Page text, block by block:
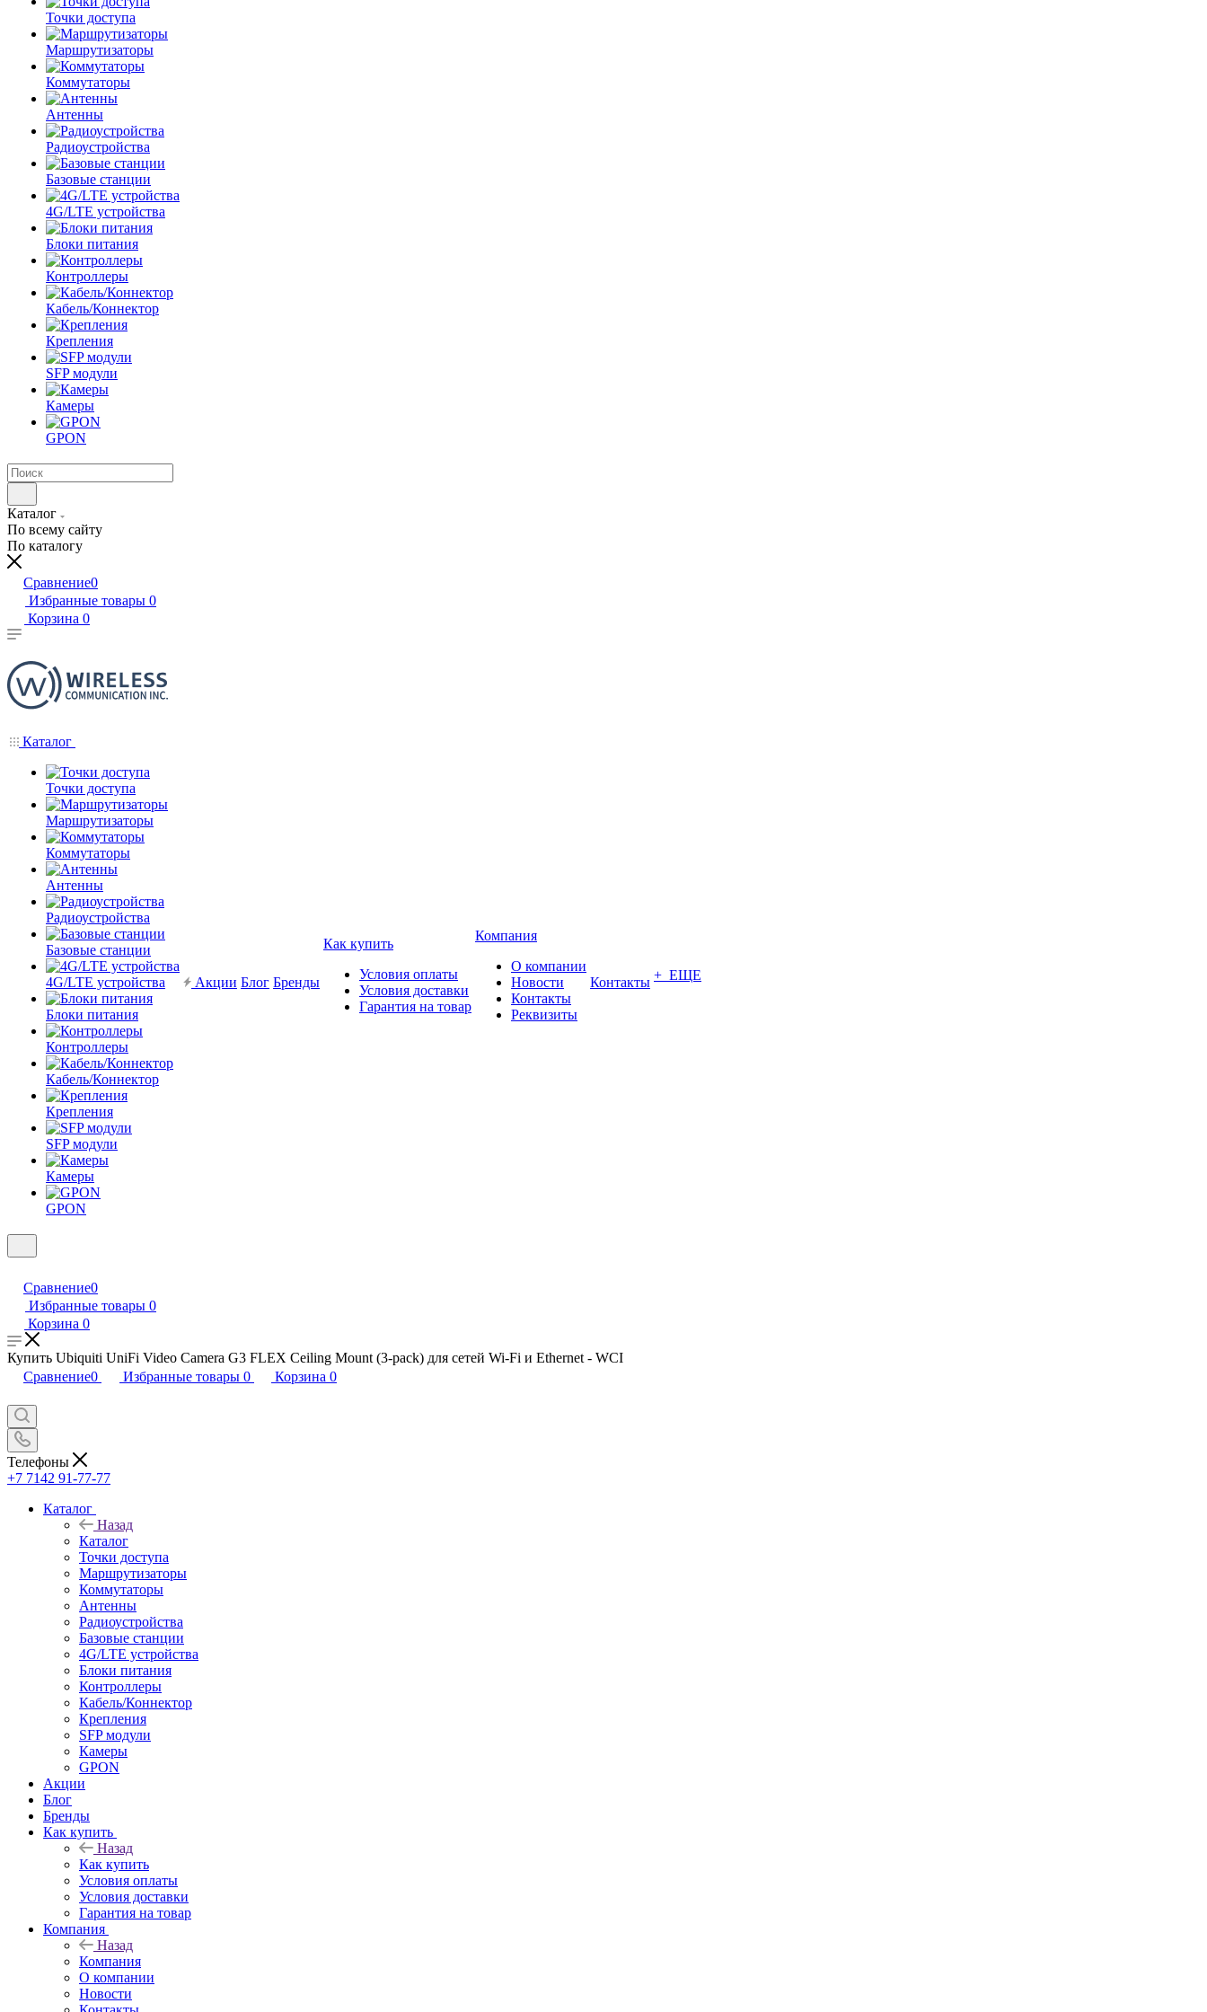
Точки доступа
Маршрутизаторы
Коммутаторы
Антенны
Радиоустройства
Базовые станции
4G/LTE устройства
Блоки питания
Контроллеры
Кабель/Коннектор
Крепления
SFP модули
Камеры
GPON
Каталог
По всему сайту
По каталогу
Сравнение0
Избранные товары 0
Корзина 0
Каталог
Точки доступа
Маршрутизаторы
Коммутаторы
Антенны
Радиоустройства
Базовые станции
4G/LTE устройства
Блоки питания
Контроллеры
Кабель/Коннектор
Крепления
SFP модули
Камеры
GPON
Акции Блог Бренды
Как купить
Условия оплаты
Условия доставки
Гарантия на товар
Компания
О компании
Новости
Контакты
Реквизиты
Контакты + ЕЩЕ
Сравнение0
Избранные товары 0
Корзина 0
Купить Ubiquiti UniFi Video Camera G3 FLEX Ceiling Mount (3-pack) для сетей Wi-Fi и Ethernet - WCI
Сравнение0 Избранные товары 0 Корзина 0
Телефоны
+7 7142 91-77-77
Каталог
Назад
Каталог
Точки доступа
Маршрутизаторы
Коммутаторы
Антенны
Радиоустройства
Базовые станции
4G/LTE устройства
Блоки питания
Контроллеры
Кабель/Коннектор
Крепления
SFP модули
Камеры
GPON
Акции
Блог
Бренды
Как купить
Назад
Как купить
Условия оплаты
Условия доставки
Гарантия на товар
Компания
Назад
Компания
О компании
Новости